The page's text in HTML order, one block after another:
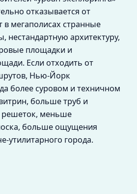
отказывается от
мегаполисах странные
нестандартную архитектуру,
площадки и
Если отходить от
Нью-Йорк
более суровом и техничном
больше труб и
решеток, меньше
больше ощущения
утилитарного города.